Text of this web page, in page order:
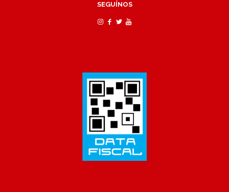
SEGUÍNOS